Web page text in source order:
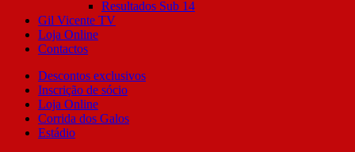
Resultados Sub 14
Gil Vicente TV
Loja Online
Contactos
Descontos exclusivos
Inscrição de sócio
Loja Online
Corrida dos Galos
Estádio